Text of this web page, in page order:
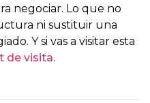
negociar. Lo que no
ni sustituir una
Y si vas a visitar esta
de visita.